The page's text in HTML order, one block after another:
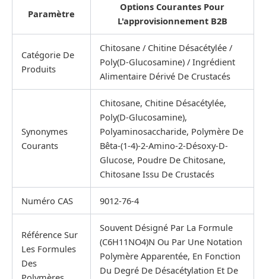
Paramètre
Options Courantes Pour
L'approvisionnement B2B
Catégorie De
Produits
Chitosane / Chitine Désacétylée /
Poly(D-Glucosamine) / Ingrédient
Alimentaire Dérivé De Crustacés
Synonymes
Courants
Chitosane, Chitine Désacétylée,
Poly(D-Glucosamine),
Polyaminosaccharide, Polymère De
Bêta-(1-4)-2-Amino-2-Désoxy-D-
Glucose, Poudre De Chitosane,
Chitosane Issu De Crustacés
Numéro CAS 9012-76-4
Référence Sur
Les Formules
Des
Souvent Désigné Par La Formule
(C6H11NO4)n Ou Par Une Notation
Polymère Apparentée, En Fonction
Du Degré De Désacétylation Et De